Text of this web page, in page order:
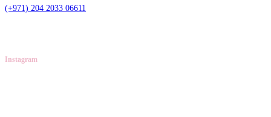
(+971) 204 2033 06611
Instagram